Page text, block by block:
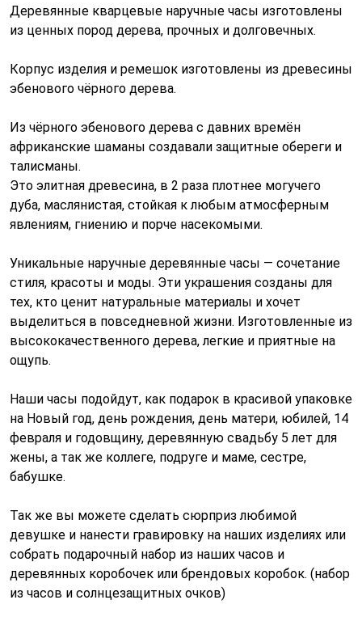
Деревянные кварцевые наручные часы изготовлены
из ценных пород дерева, прочных и долговечных.
Корпус изделия и ремешок изготовлены из древесины
эбенового чёрного дерева.
Из чёрного эбенового дерева с давних времён
африканские шаманы создавали защитные обереги и
талисманы.
Это элитная древесина, в 2 раза плотнее могучего
дуба, маслянистая, стойкая к любым атмосферным
явлениям, гниению и порче насекомыми.
Уникальные наручные деревянные часы — сочетание
стиля, красоты и моды. Эти украшения созданы для
тех, кто ценит натуральные материалы и хочет
выделиться в повседневной жизни. Изготовленные из
высококачественного дерева, легкие и приятные на
ощупь.
Наши часы подойдут, как подарок в красивой упаковке
на Новый год, день рождения, день матери, юбилей, 14
февраля и годовщину, деревянную свадьбу 5 лет для
жены, а так же коллеге, подруге и маме, сестре,
бабушке.
Так же вы можете сделать сюрприз любимой
девушке и нанести гравировку на наших изделиях или
собрать подарочный набор из наших часов и
деревянных коробочек или брендовых коробок. (набор
из часов и солнцезащитных очков)